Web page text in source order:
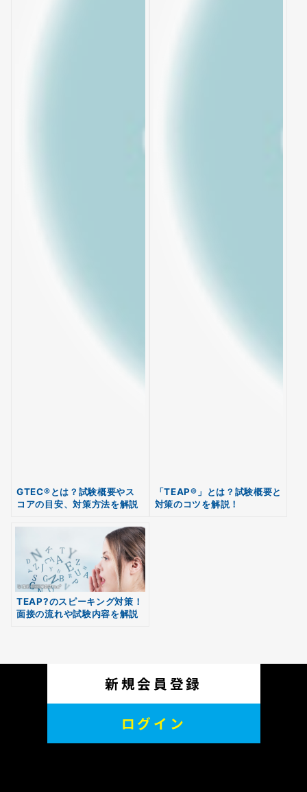
GTEC®とは？試験概要やス
コアの目安、対策方法を解説
「TEAP®」とは？試験概要と
対策のコツを解説！
TEAP?のスピーキング対策！
面接の流れや試験内容を解説
無料
新規会員登録
ログイン